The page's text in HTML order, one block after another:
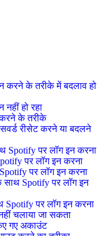
करने के तरीके में बदलाव हो
हो रहा
के तरीके
रीसेट करने या बदलने
Spotify पर लॉग इन करना
पर लॉग इन करना
पर लॉग इन करना
Spotify पर लॉग इन
Spotify पर लॉग इन करना
चलाया जा सकता
गए अकाउंट